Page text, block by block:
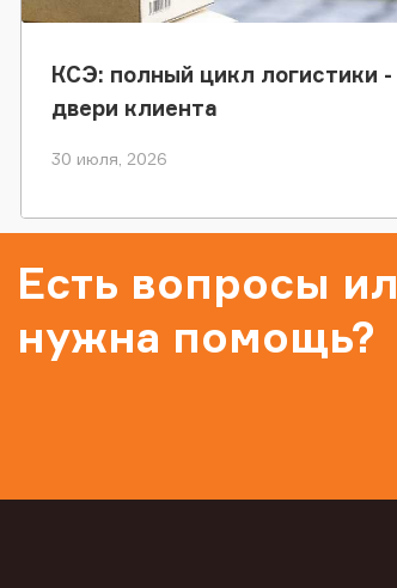
КСЭ: полный цикл логистики
двери клиента
30 июля, 2026
Есть вопросы
нужна помощь?